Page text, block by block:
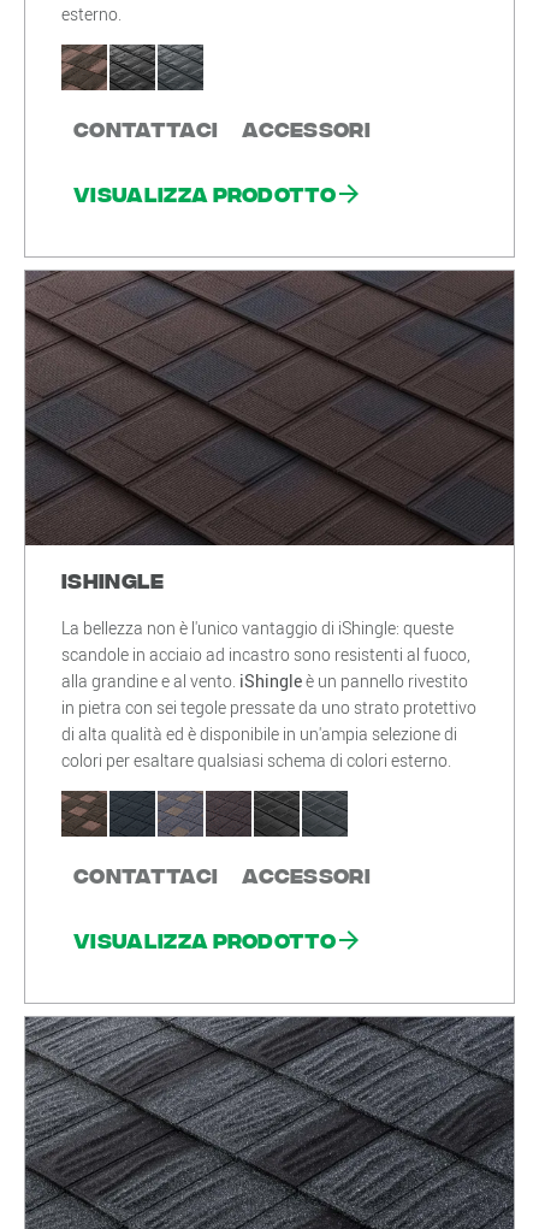
esterno.
Contattaci Accessori
Visualizza prodotto
iShingle
La bellezza non è l'unico vantaggio di iShingle: queste
scandole in acciaio ad incastro sono resistenti al fuoco,
alla grandine e al vento. iShingleè un pannello rivestito
in pietra con sei tegole pressate da uno strato protettivo
di alta qualità ed è disponibile in un'ampia selezione di
colori per esaltare qualsiasi schema di colori esterno.
Contattaci Accessori
Visualizza prodotto